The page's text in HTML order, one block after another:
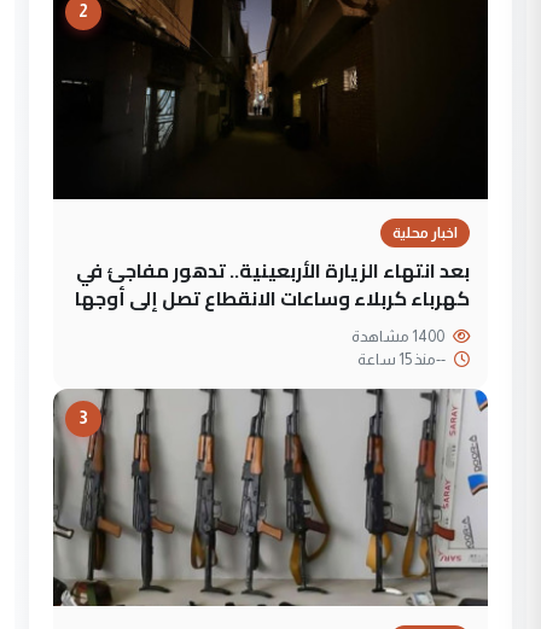
2
اخبار محلية
بعد انتهاء الزيارة الأربعينية.. تدهور مفاجئ في
كهرباء كربلاء وساعات الانقطاع تصل إلى أوجها
--منذ 15 ساعة
3